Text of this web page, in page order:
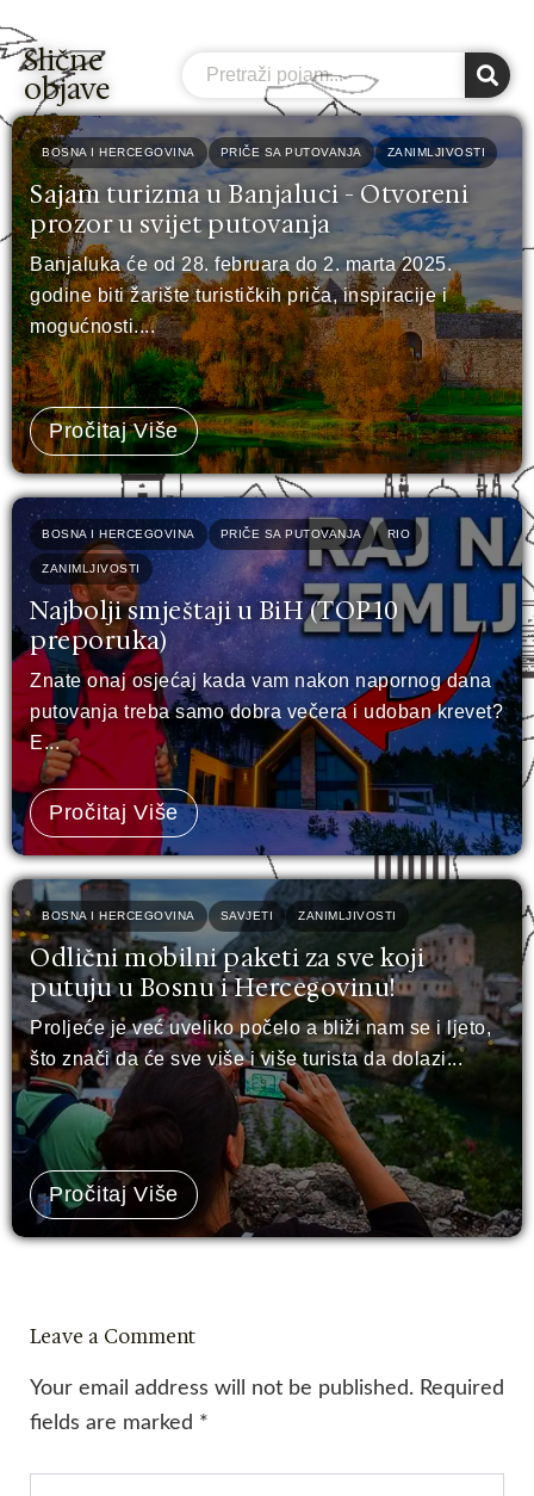
Slične
objave
BOSNA I HERCEGOVINA PRIČE SA PUTOVANJA ZANIMLJIVOSTI
Sajam turizma u Banjaluci - Otvoreni
prozor u svijet putovanja
Banjaluka će od 28. februara do 2. marta 2025.
godine biti žarište turističkih priča, inspiracije i
mogućnosti....
Pročitaj Više
BOSNA I HERCEGOVINA PRIČE SA PUTOVANJA RIO
ZANIMLJIVOSTI
Najbolji smještaji u BiH (TOP 10
preporuka)
Znate onaj osjećaj kada vam nakon napornog dana
putovanja treba samo dobra večera i udoban krevet?
E...
Pročitaj Više
BOSNA I HERCEGOVINA SAVJETI ZANIMLJIVOSTI
Odlični mobilni paketi za sve koji
putuju u Bosnu i Hercegovinu!
Proljeće je već uveliko počelo a bliži nam se i ljeto,
što znači da će sve više i više turista da dolazi...
Pročitaj Više
Leave a Comment
Your email address will not be published. Required
fields are marked *